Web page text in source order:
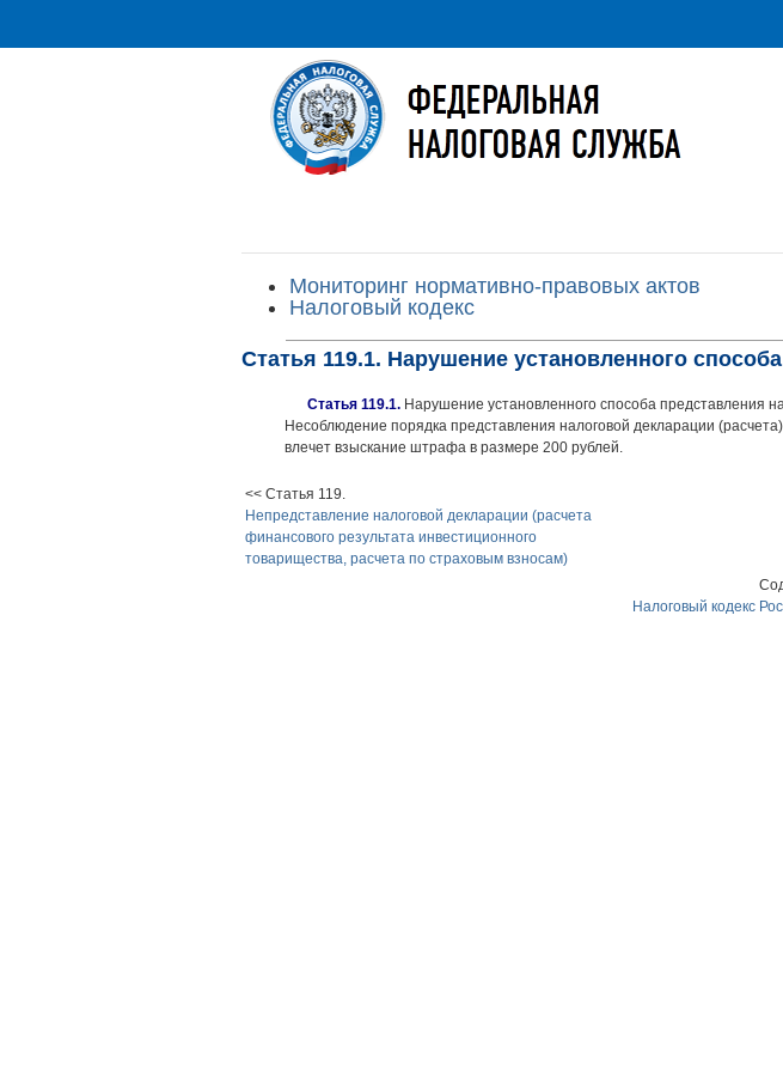
Мониторинг нормативно-правовых актов
Налоговый кодекс
Статья 119.1. Нарушение установленного
Статья 119.1. Нарушение установленного способа представления
Несоблюдение порядка представления налоговой декларации
влечет взыскание штрафа в размере 200 рублей.
<< Статья 119.
Непредставление налоговой декларации (расчета
финансового результата инвестиционного
товарищества, расчета по страховым взносам)
Налоговый кодекс